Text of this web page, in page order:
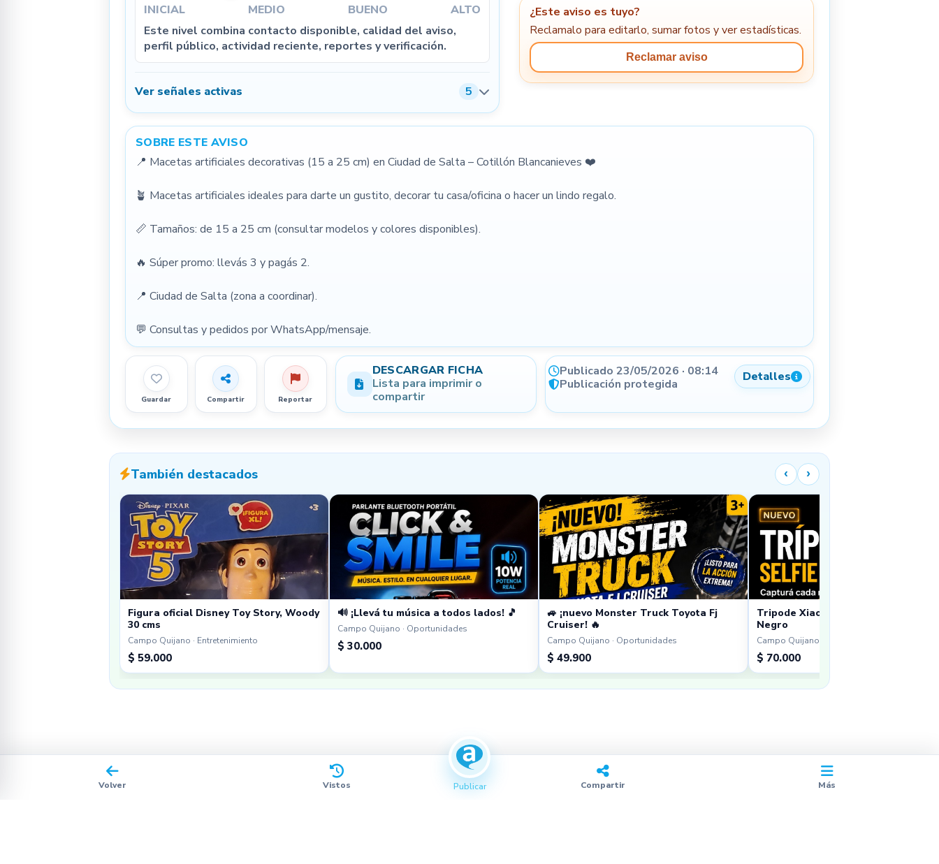
INICIAL MEDIO BUENO
ALTO
Este nivel combina contacto disponible, calidad del aviso,
perfil público, actividad reciente, reportes y verificación.
Ver señales activas 5
¿Este aviso es tuyo?
Reclamalo para editarlo, sumar fotos y ver estadísticas.
Reclamar aviso
SOBRE ESTE AVISO
📍 Macetas artificiales decorativas (15 a 25 cm) en Ciudad de Salta – Cotillón Blancanieves ❤️
🪴 Macetas artificiales ideales para darte un gustito, decorar tu casa/oficina o hacer un lindo regalo.
📏 Tamaños: de 15 a 25 cm (consultar modelos y colores disponibles).
🔥 Súper promo: llevás 3 y pagás 2.
📍 Ciudad de Salta (zona a coordinar).
💬 Consultas y pedidos por WhatsApp/mensaje.
Guardar Compartir Reportar
DESCARGAR FICHA
Lista para imprimir o
compartir
Publicado 23/05/2026 · 08:14
Publicación protegida
Detalles
También destacados ‹ ›
Figura oficial Disney Toy Story, Woody
30 cms
Campo Quijano · Entretenimiento
$ 59.000
🔊 ¡Llevá tu música a todos lados! 🎵
Campo Quijano · Oportunidades
$ 30.000
🚙 ¡nuevo Monster Truck Toyota Fj
Cruiser! 🔥
Campo Quijano · Oportunidades
$ 49.900
Tripode Xiaomi Sefie Stick Tripod
Negro
Campo Quijano · Oportunidades
$ 70.000
Volver Vistos Publicar Compartir Más
Forma de pago opcional
Generá más confianza en tus
Email verificado
Perfil completo
WhatsApp registrado
Localidad informada